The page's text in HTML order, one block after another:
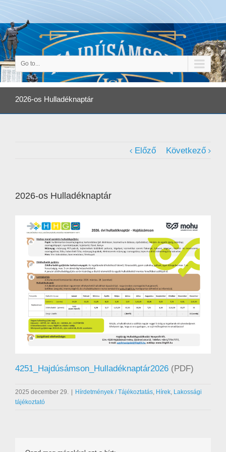
Go to...
2026-os Hulladéknaptár
Előző Következő
2026-os Hulladéknaptár
4251_Hajdúsámson_Hulladéknaptár2026 (PDF)
2025 december 29. Hírdetmények / Tájékoztatás, Hírek, Lakossági
tájékoztató